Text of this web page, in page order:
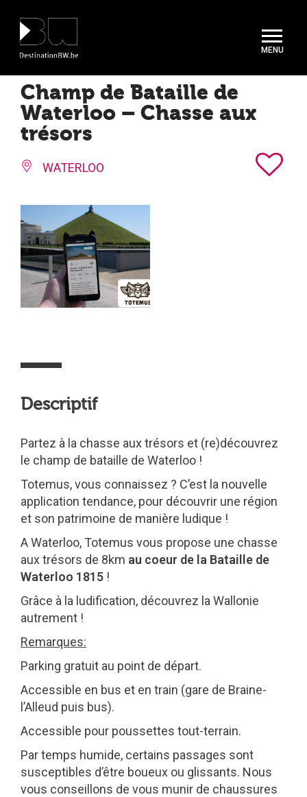
Champ de Bataille de
Waterloo – Chasse aux
trésors
WATERLOO
Descriptif
Partez à la chasse aux trésors et (re)découvrez
le champ de bataille de Waterloo !
Totemus, vous connaissez ? C’est la nouvelle
application tendance, pour découvrir une région
et son patrimoine de manière ludique !
A Waterloo, Totemus vous propose une chasse
aux trésors de 8km au coeur de la Bataille de
Waterloo 1815 !
Grâce à la ludification, découvrez la Wallonie
autrement !
Remarques:
Parking gratuit au point de départ.
Accessible en bus et en train (gare de Braine-
l’Alleud puis bus).
Accessible pour poussettes tout-terrain.
Par temps humide, certains passages sont
susceptibles d’être boueux ou glissants. Nous
vous conseillons de vous munir de chaussures